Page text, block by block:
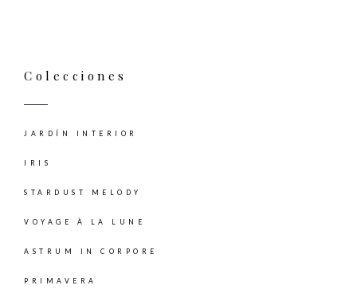
Colecciones
JARDÍN INTERIOR
IRIS
STARDUST MELODY
VOYAGE À LA LUNE
ASTRUM IN CORPORE
PRIMAVERA